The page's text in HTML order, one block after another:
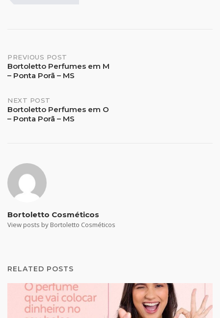
Post
navigation
PREVIOUS POST
Bortoletto Perfumes em M
– Ponta Porã – MS
NEXT POST
Bortoletto Perfumes em O
– Ponta Porã – MS
Bortoletto Cosméticos
View posts by Bortoletto Cosméticos
RELATED POSTS